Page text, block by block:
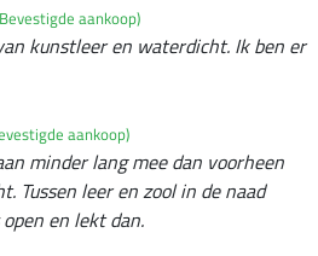
aankoop)
kunstleer en waterdicht. Ik ben er
aankoop)
minder lang mee dan voorheen
Tussen leer en zool in de naad
en lekt dan.